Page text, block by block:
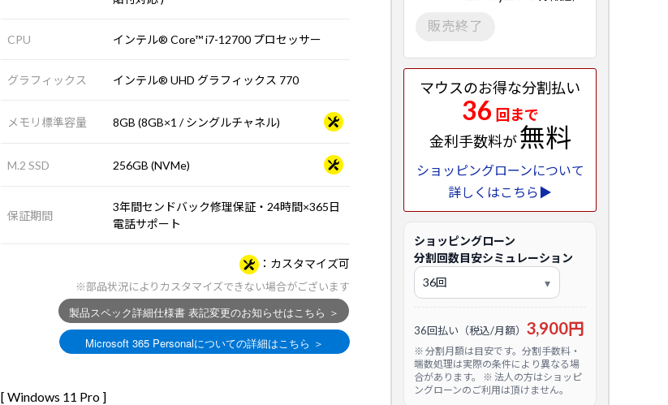
CPU インテル® Core™ i7-12700 プロセッサー
グラフィックス インテル® UHD グラフィックス 770
メモリ標準容量 8GB (8GB×1 / シングルチャネル)
M.2 SSD 256GB (NVMe)
保証期間
3年間センドバック修理保証・24時間×365日
電話サポート
カスタマイズ可
※部品状況によりカスタマイズできない場合がございます
[ Windows 11 Pro ]
販売終了
マウスのお得な分割払い
36 回まで
金利手数料が無料
ショッピングローンについて
詳しくはこちら▶
ショッピングローン
分割回数目安シミュレーション
36回払い（税込/月額） 3,900円
※ 分割月額は目安です。分割手数料・
端数処理は実際の条件により異なる場
合があります。 ※ 法人の方はショッピ
ングローンのご利用は頂けません。